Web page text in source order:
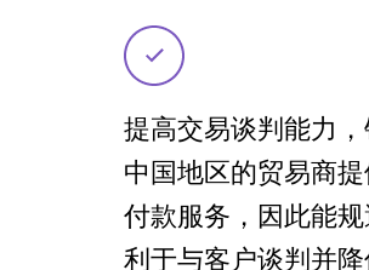
提高交易谈判能力
中国地区的贸易商
付款服务，因此能
利于与客户谈判并降